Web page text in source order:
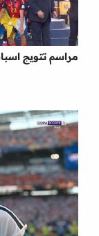
مراسم تتويج